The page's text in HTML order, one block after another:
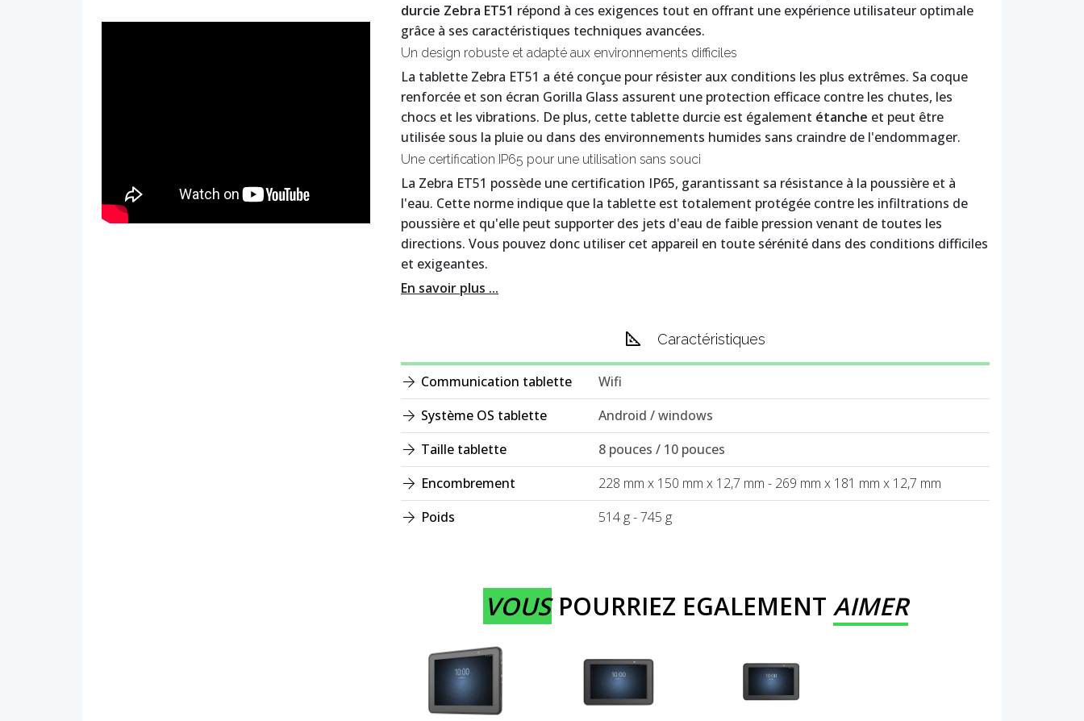
durcie Zebra ET51 répond à ces exigences tout en offrant une expérience utilisateur optimale
grâce à ses caractéristiques techniques avancées.
Un design robuste et adapté aux environnements difficiles
La tablette Zebra ET51 a été conçue pour résister aux conditions les plus extrêmes. Sa coque
renforcée et son écran Gorilla Glass assurent une protection efficace contre les chutes, les
chocs et les vibrations. De plus, cette tablette durcie est également étanche et peut être
utilisée sous la pluie ou dans des environnements humides sans craindre de l'endommager.
Une certification IP65 pour une utilisation sans souci
La Zebra ET51 possède une certification IP65, garantissant sa résistance à la poussière et à
l'eau. Cette norme indique que la tablette est totalement protégée contre les infiltrations de
poussière et qu'elle peut supporter des jets d'eau de faible pression venant de toutes les
directions. Vous pouvez donc utiliser cet appareil en toute sérénité dans des conditions difficiles
et exigeantes.
En savoir plus ...
Caractéristiques
Communication tablette
Wifi
Système OS tablette
Android / windows
Taille tablette
8 pouces / 10 pouces
Encombrement
228 mm x 150 mm x 12,7 mm - 269 mm x 181 mm x 12,7 mm
Poids
514 g - 745 g
VOUSPOURRIEZ EGALEMENT AIMER